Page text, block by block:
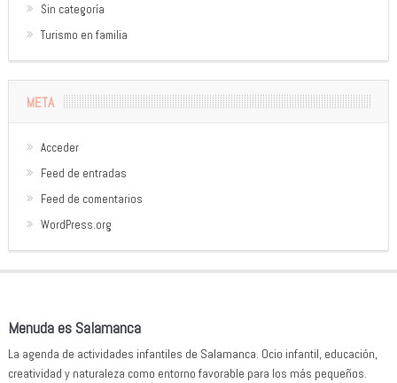
Sin categoría
Turismo en familia
META
Acceder
Feed de entradas
Feed de comentarios
WordPress.org
Menuda es Salamanca
La agenda de actividades infantiles de Salamanca. Ocio infantil, educación,
creatividad y naturaleza como entorno favorable para los más pequeños.